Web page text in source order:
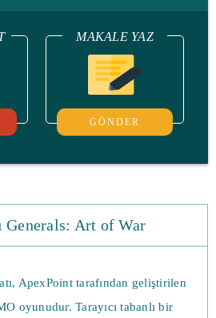
MAKALE YAZ
GÖNDER
Generals: Art of War
ApexPoint tarafından geliştirilen
oyunudur. Tarayıcı tabanlı bir